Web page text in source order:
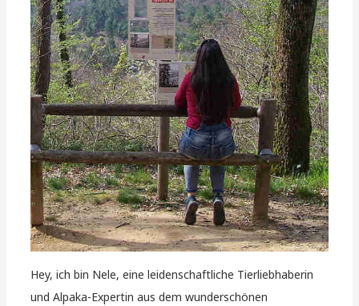
Hey, ich bin Nele, eine leidenschaftliche Tierliebhaberin
und Alpaka-Expertin aus dem wunderschönen